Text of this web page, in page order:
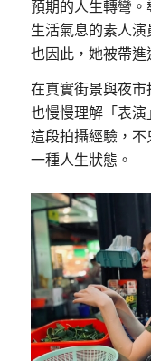
預期的人生轉彎
生活氣息的素人
也因此，她被帶進
在真實街景與夜市
也慢慢理解「表演
這段拍攝經驗，
一種人生狀態。